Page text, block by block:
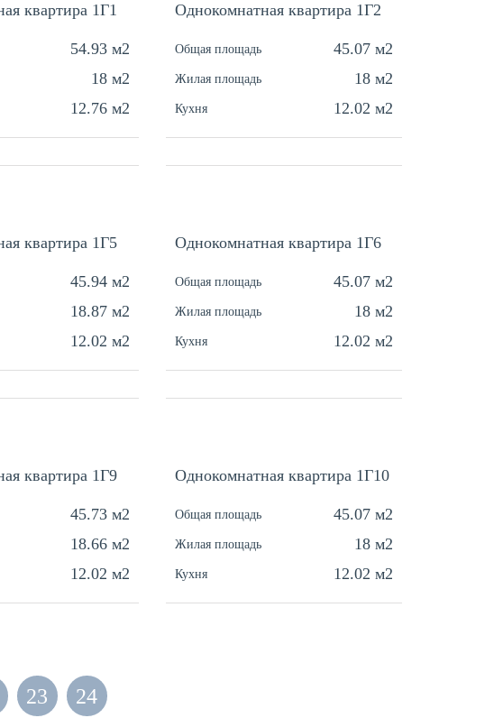
квартира 1Г1
54.93 м2
18 м2
12.76 м2
Однокомнатная квартира 1Г2
Общая площадь 45.07 м2
Жилая площадь 18 м2
Кухня 12.02 м2
квартира 1Г5
45.94 м2
18.87 м2
12.02 м2
Однокомнатная квартира 1Г6
Общая площадь 45.07 м2
Жилая площадь 18 м2
Кухня 12.02 м2
квартира 1Г9
45.73 м2
18.66 м2
12.02 м2
Однокомнатная квартира 1Г10
Общая площадь 45.07 м2
Жилая площадь 18 м2
Кухня 12.02 м2
23 24